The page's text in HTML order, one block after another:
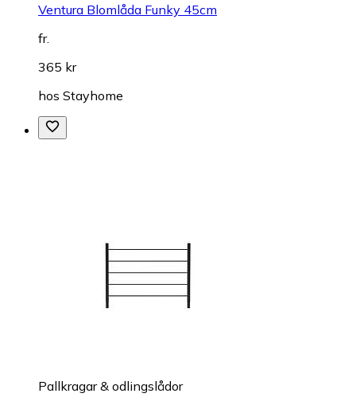
Ventura Blomlåda Funky 45cm
fr.
365 kr
hos Stayhome
Pallkragar & odlingslådor